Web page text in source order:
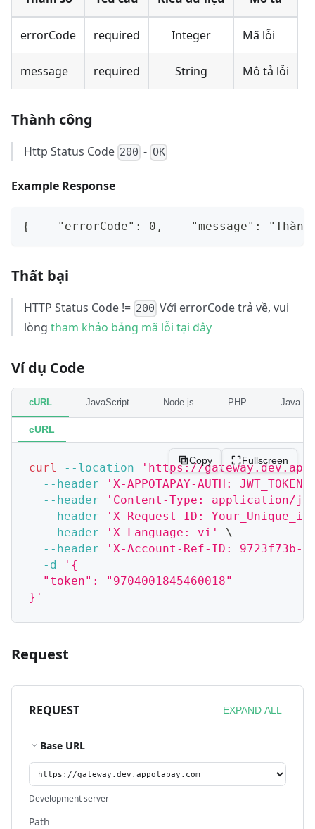
errorCode required Integer Mã lỗi
message required String Mô tả lỗi
Thành công
Http Status Code 200 - OK
Example Response
{    "errorCode": 0,    "message": "Thành
Thất bại
HTTP Status Code != 200 Với errorCode trả về, vui
lòng tham khảo bảng mã lỗi tại đây
Ví dụ Code
cURL JavaScript Node.js PHP Java
cURL
Copy Fullscreen
curl --location
'https://
--header
'X-APPOTAPAY-AUTH: JWT_TOKEN'
--header
'Content-Type: application/
--header
'X-Request-ID:
--header
'X-Language: vi'
\
--header
'X-Account-Ref-ID: 9723f73b-
-d
'{
  "token": "9704001845460018"
}'
Request
REQUEST EXPAND ALL
Base URL
Development server
Path